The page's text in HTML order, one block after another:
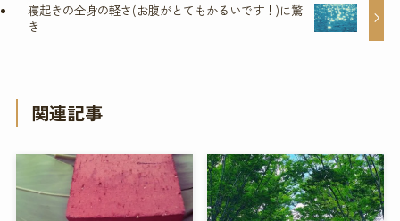
寝起きの全身の軽さ(お腹がとてもかるいです！)に驚
き
関連記事